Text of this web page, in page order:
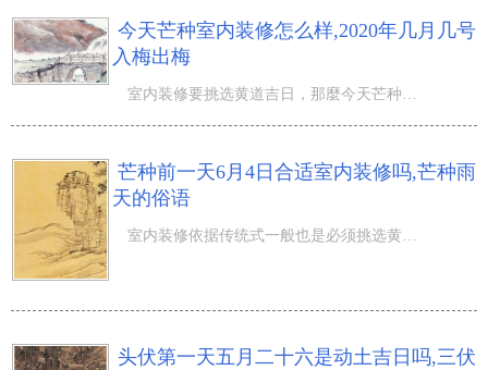
今天芒种室内装修怎么样,2020年几月几号
入梅出梅
室内装修要挑选黄道吉日，那麼今天芒种室内装修怎么样,2020年几月几号入梅出梅？阴历沒有第十三月的称呼，
芒种前一天6月4日合适室内装修吗,芒种雨
天的俗语
室内装修依据传统式一般也是必须挑选黄道吉日的，那麼芒种前一天6月4日合适室内装修吗,芒种雨天的俗语！闰
头伏第一天五月二十六是动土吉日吗,三伏